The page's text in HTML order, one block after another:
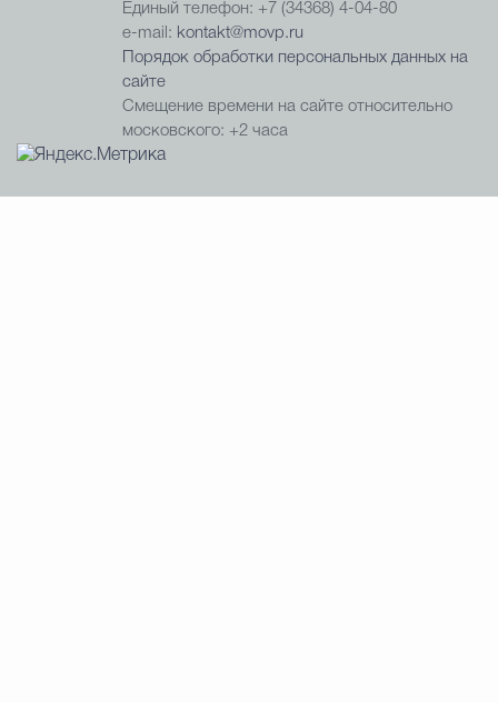
Единый телефон: +7 (34368) 4-04-80
e-mail: kontakt@movp.ru
Порядок обработки персональных данных на
сайте
Смещение времени на сайте относительно
московского: +2 часа